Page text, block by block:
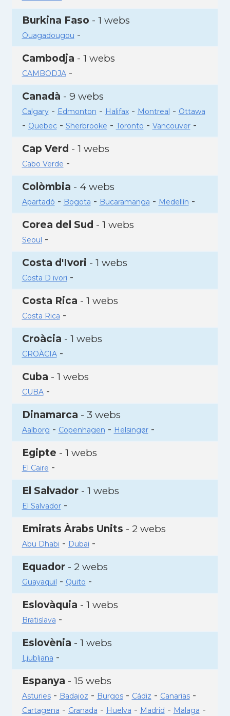
Burkina Faso - 1 webs
Ouagadougou -
Cambodja - 1 webs
CAMBODJA-
Canadà - 9 webs
Calgary- Edmonton - Halifax- Montreal - Ottawa
- Quebec- Sherbrooke - Toronto - Vancouver-
Cap Verd - 1 webs
Cabo Verde -
Colòmbia - 4 webs
Apartadó - Bogota - Bucaramanga - Medellín -
Corea del Sud - 1 webs
Seoul -
Costa d'Ivori - 1 webs
Costa D ivori -
Costa Rica - 1 webs
Costa Rica -
Croàcia - 1 webs
CROÀCIA-
Cuba - 1 webs
CUBA-
Dinamarca - 3 webs
Aalborg - Copenhagen - Helsingør-
Egipte - 1 webs
El Caire -
El Salvador- 1 webs
El Salvador-
Emirats Àrabs Units - 2 webs
Abu Dhabi - Dubai -
Equador- 2 webs
Guayaquil - Quito -
Eslovàquia - 1 webs
Bratislava -
Eslovènia - 1 webs
Ljubljana -
Espanya - 15 webs
Asturies- Badajoz - Burgos- Cádiz - Canarias-
Cartagena - Granada - Huelva - Madrid - Malaga -